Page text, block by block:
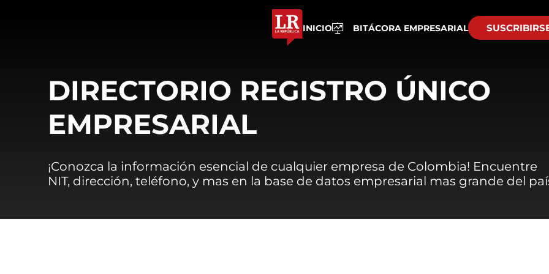
INICIO BITÁCORA EMPRESARIAL
DIRECTORIO REGISTRO ÚNICO
EMPRESARIAL
¡Conozca la información esencial de cualquier empresa de Colombia! Encuentre
NIT, dirección, teléfono, y mas en la base de datos empresarial mas grande del